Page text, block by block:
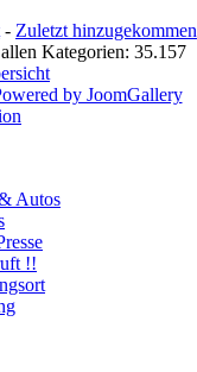
- Zuletzt hinzugekommen
Kategorien: 35.157
Autos
!!